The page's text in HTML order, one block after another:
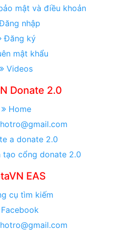
mật và điều khoản
nhập
Đăng ký
mật khẩu
Videos
Donate 2.0
Home
a donate 2.0
tạo cổng donate 2.0
EAS
cụ tìm kiếm
Facebook